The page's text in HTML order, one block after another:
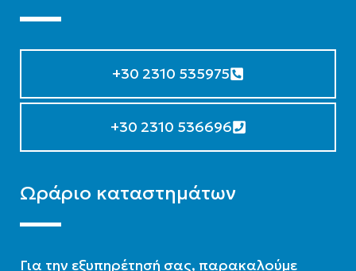
+30 2310 535975
+30 2310 536696
Ωράριο καταστημάτων
Για την εξυπηρέτησή σας, παρακαλούμε